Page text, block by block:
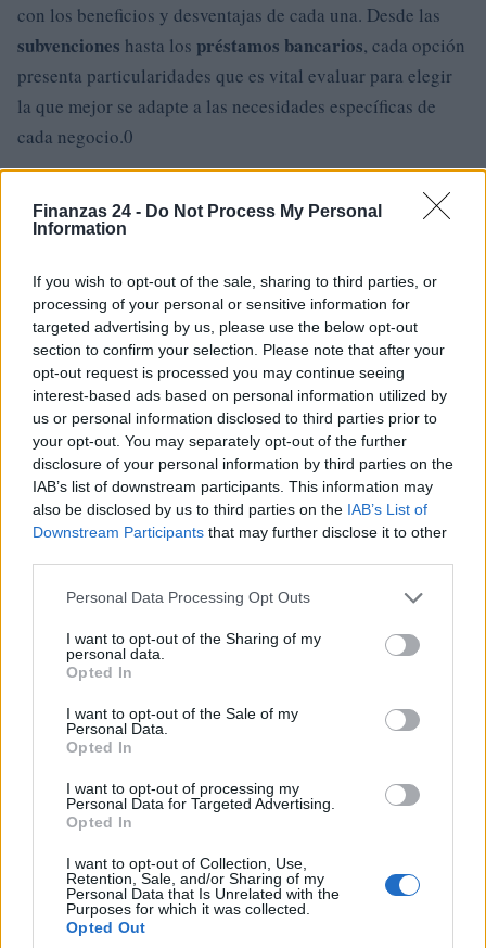
Finanzas 24 - Do Not Process My Personal
Information
If you wish to opt-out of the sale, sharing to third parties, or
processing of your personal or sensitive information for
targeted advertising by us, please use the below opt-out
section to confirm your selection. Please note that after your
opt-out request is processed you may continue seeing
interest-based ads based on personal information utilized by
us or personal information disclosed to third parties prior to
your opt-out. You may separately opt-out of the further
disclosure of your personal information by third parties on the
IAB’s list of downstream participants. This information may
also be disclosed by us to third parties on the IAB’s List of
Downstream Participants that may further disclose it to other
Please note that this website/app uses one or more Google
not limited to your visit or usage behaviour. You may click to
grant or deny consent to Google and its third-party tags to
use your data for below specified purposes in below Google
consent section.
Personal Data Processing Opt Outs
I want to opt-out of the Sharing of my
personal data.
Opted In
I want to opt-out of the Sale of my
Personal Data.
Opted In
I want to opt-out of processing my
Personal Data for Targeted Advertising.
Opted In
I want to opt-out of Collection, Use,
Retention, Sale, and/or Sharing of my
Personal Data that Is Unrelated with the
Purposes for which it was collected.
Opted Out
con los beneficios y desventajas de cada una. Desde las
subvenciones hasta los préstamos bancarios, cada opción
presenta particularidades que es vital evaluar para elegir
la que mejor se adapte a las necesidades específicas de
cada negocio.0
AUTOR
Sigue leyendo
NEWS